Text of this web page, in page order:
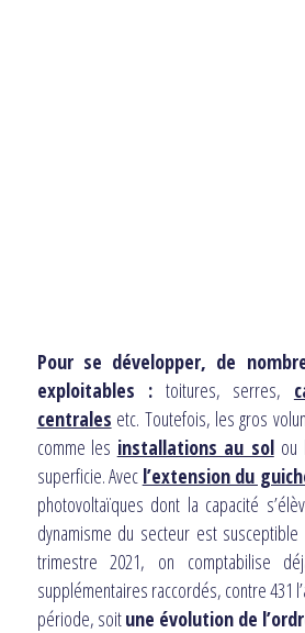
Pour se développer, de
exploitables : toitures, serres,
centrales etc. Toutefois, les gros
comme les installations au sol ou
superficie. Avec l’extension du
photovoltaïques dont la capacité
dynamisme du secteur est susceptible
trimestre 2021, on comptabilise
supplémentaires raccordés, contre 431
période, soitune évolution de